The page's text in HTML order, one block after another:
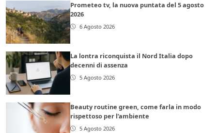
Prometeo tv, la nuova puntata del 5 agosto
2026
6 Agosto 2026
La lontra riconquista il Nord Italia dopo
decenni di assenza
5 Agosto 2026
Beauty routine green, come farla in modo
rispettoso per l’ambiente
5 Agosto 2026